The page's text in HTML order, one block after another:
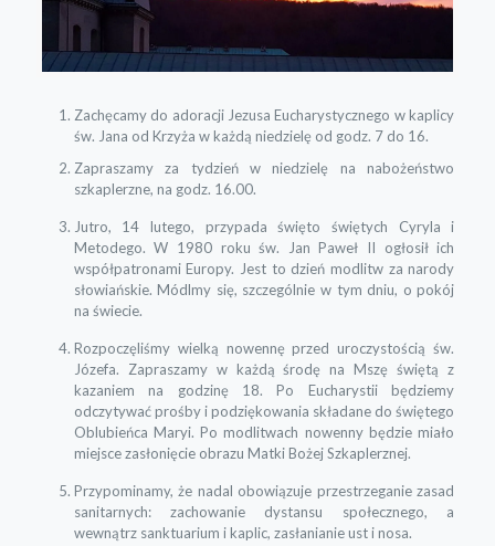
Zachęcamy do adoracji Jezusa Eucharystycznego w kaplicy
św. Jana od Krzyża w każdą niedzielę od godz. 7 do 16.
Zapraszamy za tydzień w niedzielę na nabożeństwo
szkaplerzne, na godz. 16.00.
Jutro, 14 lutego, przypada święto świętych Cyryla i
Metodego. W 1980 roku św. Jan Paweł II ogłosił ich
współpatronami Europy. Jest to dzień modlitw za narody
słowiańskie. Módlmy się, szczególnie w tym dniu, o pokój
na świecie.
Rozpoczęliśmy wielką nowennę przed uroczystością św.
Józefa. Zapraszamy w każdą środę na Mszę świętą z
kazaniem na godzinę 18. Po Eucharystii będziemy
odczytywać prośby i podziękowania składane do świętego
Oblubieńca Maryi. Po modlitwach nowenny będzie miało
miejsce zasłonięcie obrazu Matki Bożej Szkaplerznej.
Przypominamy, że nadal obowiązuje przestrzeganie zasad
sanitarnych: zachowanie dystansu społecznego, a
wewnątrz sanktuarium i kaplic, zasłanianie ust i nosa.